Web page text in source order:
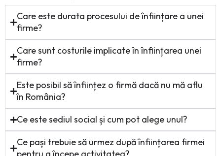
Care este durata procesului de înființare a unei
firme?
Care sunt costurile implicate în înființarea unei
firme?
Este posibil să înființez o firmă dacă nu mă aflu
în România?
Ce este sediul social și cum pot alege unul?
Ce pași trebuie să urmez după înființarea firmei